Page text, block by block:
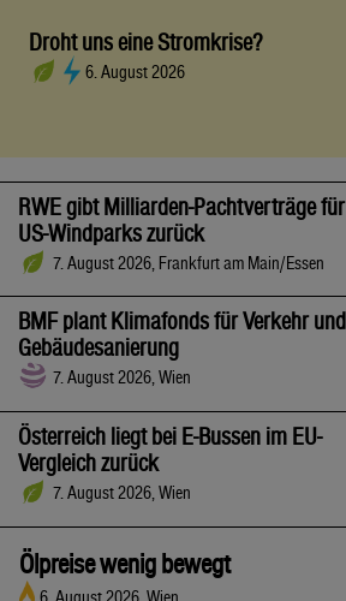
Droht uns eine Stromkrise?
6. August 2026
RWE gibt Milliarden-Pachtverträge für
US-Windparks zurück
7. August 2026, Frankfurt am Main/Essen
BMF plant Klimafonds für Verkehr und
Gebäudesanierung
7. August 2026, Wien
Österreich liegt bei E-Bussen im EU-
Vergleich zurück
7. August 2026, Wien
Ölpreise wenig bewegt